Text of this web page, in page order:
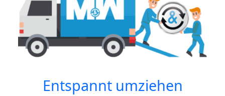
Entspannt umziehen